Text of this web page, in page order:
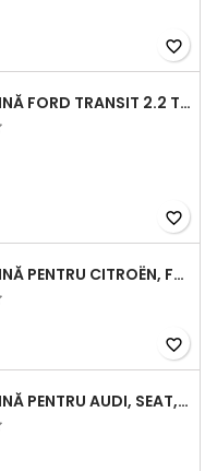
favorite_border
MIEZ TURBINĂ FORD TRANSIT 2.2 TDCI (2007-2016)
favorite_border
MIEZ TURBINĂ PENTRU CITROËN, FORD, MAZDA, MINI, PEUGEOT ȘI VOLVO - MOTORIZĂRI 1.6 HDI ȘI 1.6 D
favorite_border
MIEZ TURBINĂ PENTRU AUDI, SEAT, SKODA ȘI VOLKSWAGEN - MOTORIZĂRI 2.0 TDI 103KW 140CP